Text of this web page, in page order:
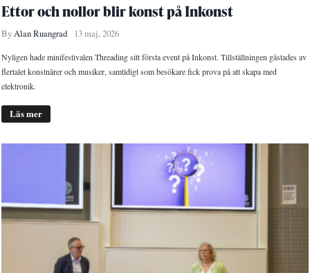
Ettor och nollor blir konst på Inkonst
ByAlan Ruangrad 13 maj, 2026
Nyligen hade minifestivalen Threading sitt första event på Inkonst. Tillställningen gästades av
flertalet konstnärer och musiker, samtidigt som besökare fick prova på att skapa med
elektronik.
Läs mer